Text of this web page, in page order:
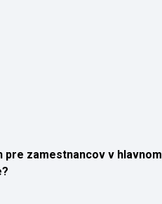
pre zamestnancov v hlavnom